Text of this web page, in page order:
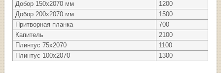
Добор 150х2070 мм
1200
Добор 200х2070 мм
1500
Притворная планка
700
Капитель
2100
Плинтус 75х2070
1100
Плинтус 100х2070
1300